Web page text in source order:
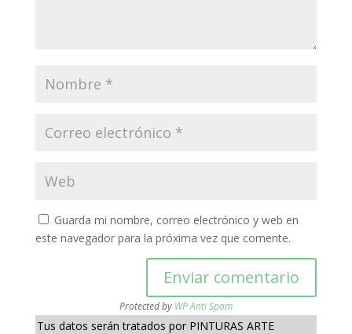
Guarda mi nombre, correo electrónico y web en
este navegador para la próxima vez que comente.
Protected by WP Anti Spam
Tus datos serán tratados por PINTURAS ARTE